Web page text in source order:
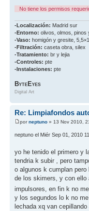
No tiene los permisos
-Localización: Madrid sur
-Entorno: olivos, olmos, pinos
-Vaso: homigón y gresite,
-Filtración: caseta obra, silex
-Tratamiento: br y lejia
-Controles: pte
-Instalaciones: pte
BYTE EYES
Digital Art
Re: Limpiafondos
porneptuno » 13 Nov 2010,
neptuno el Miér Sep 01, 2010
yo he tenido el primero y
tendria k subir , pero
o algunos k cumplan
de los skimers, y con ello
impulsores, en fin k no
y los segundos lo k no
lechada xq van